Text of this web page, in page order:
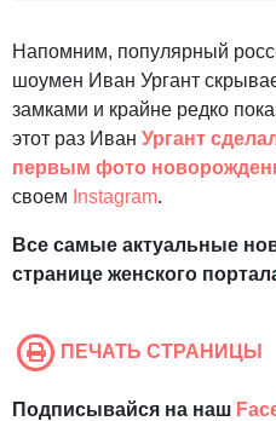
Напомним, популярный
шоумен Иван Ургант
замками и крайне редко
этот раз Иван Ургант
первым фото
своем Instagram.
Все самые актуальные
странице женского
ПЕЧАТЬ СТРАНИЦЫ
Подписывайся на наш